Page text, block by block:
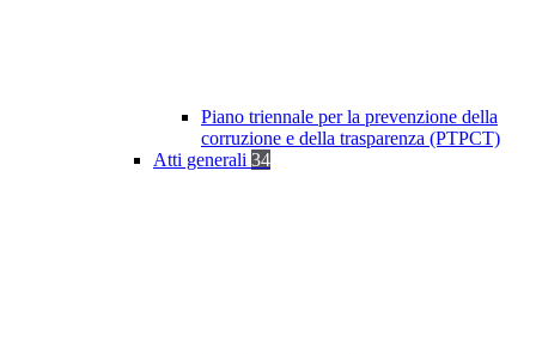
Piano triennale per la prevenzione della
corruzione e della trasparenza (PTPCT)
Atti generali 34